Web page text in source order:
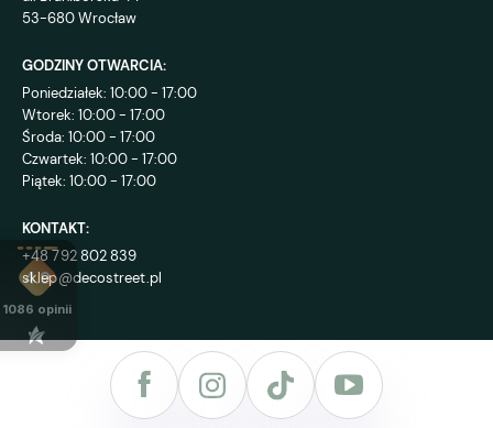
53-680 Wrocław
GODZINY OTWARCIA:
Poniedziałek: 10:00 - 17:00
Wtorek: 10:00 - 17:00
Środa: 10:00 - 17:00
Czwartek: 10:00 - 17:00
Piątek: 10:00 - 17:00
KONTAKT:
+48 792 802 839
sklep@decostreet.pl
4.9
1086 opinii